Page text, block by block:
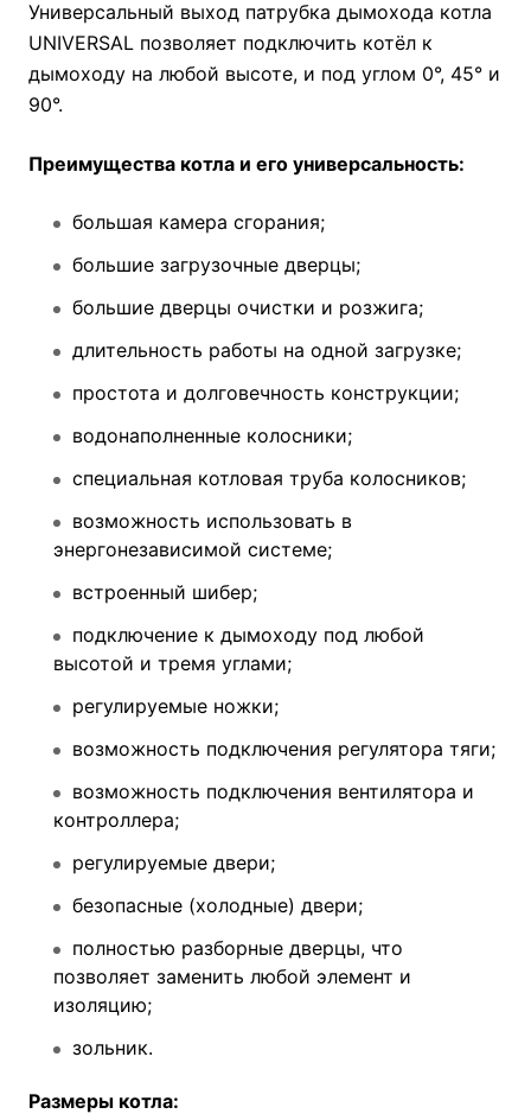
Универсальный выход патрубка дымохода котла
UNIVERSAL позволяет подключить котёл к
дымоходу на любой высоте, и под углом 0°, 45° и
90°.
Преимущества котла и его универсальность:
большая камера сгорания;
большие загрузочные дверцы;
большие дверцы очистки и розжига;
длительность работы на одной загрузке;
простота и долговечность конструкции;
водонаполненные колосники;
специальная котловая труба колосников;
возможность использовать в
энергонезависимой системе;
встроенный шибер;
подключение к дымоходу под любой
высотой и тремя углами;
регулируемые ножки;
возможность подключения регулятора тяги;
возможность подключения вентилятора и
контроллера;
регулируемые двери;
безопасные (холодные) двери;
полностью разборные дверцы, что
позволяет заменить любой элемент и
изоляцию;
зольник.
Размеры котла: